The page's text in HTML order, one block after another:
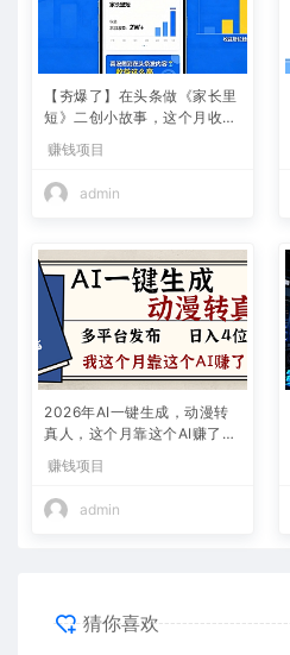
【夯爆了】在头条做《家长里
短》二创小故事，这个月收益
2w+
赚钱项目
admin
2026年AI一键生成，动漫转
真人，这个月靠这个AI赚了2
赚钱项目
admin
猜你喜欢